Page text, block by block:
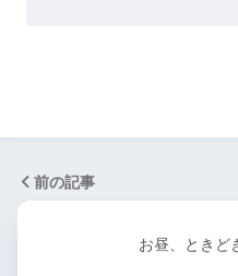
前の記事
お昼、ときど